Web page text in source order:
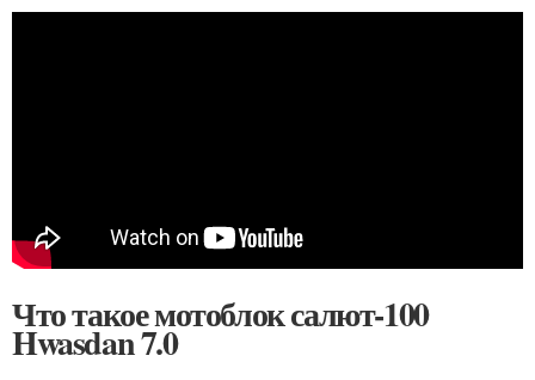
Что такое мотоблок салют-100
Hwasdan 7.0